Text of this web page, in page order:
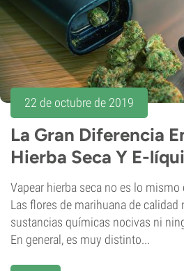
22 de octubre de 2019
La Gran Diferencia
Hierba Seca Y E-
Vapear hierba seca no es lo
Las flores de marihuana de
sustancias químicas nocivas ni
En general, es muy distinto...